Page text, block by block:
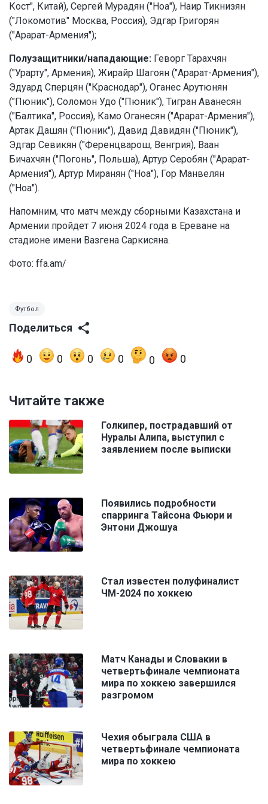
Кост", Китай), Сергей Мурадян ("Ноа"), Наир Тикнизян
("Локомотив" Москва, Россия), Эдгар Григорян
("Арарат-Армения");
Полузащитники/нападающие: Геворг Тарахчян
("Урарту", Армения), Жирайр Шагоян ("Арарат-Армения"),
Эдуард Сперцян ("Краснодар"), Оганес Арутюнян
("Пюник"), Соломон Удо ("Пюник"), Тигран Аванесян
("Балтика", Россия), Камо Оганесян ("Арарат-Армения"),
Артак Дашян ("Пюник"), Давид Давидян ("Пюник"),
Эдгар Севикян ("Ференцварош, Венгрия), Ваан
Бичахчян ("Погонь", Польша), Артур Серобян ("Арарат-
Армения"), Артур Миранян ("Ноа"), Гор Манвелян
("Ноа").
Напомним, что матч между сборными Казахстана и
Армении пройдет 7 июня 2024 года в Ереване на
стадионе имени Вазгена Саркисяна.
Фото: ffa.am/
Футбол
Поделиться
0 0 0 0 0 0
Читайте также
Голкипер, пострадавший от
Нуралы Алипа, выступил с
заявлением после выписки
Появились подробности
спарринга Тайсона Фьюри и
Энтони Джошуа
Стал известен полуфиналист
ЧМ-2024 по хоккею
Матч Канады и Словакии в
четвертьфинале чемпионата
мира по хоккею завершился
разгромом
Чехия обыграла США в
четвертьфинале чемпионата
мира по хоккею